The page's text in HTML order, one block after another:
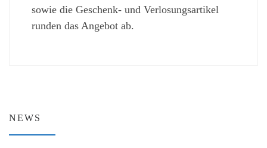
sowie die Geschenk- und Verlosungsartikel
runden das Angebot ab.
NEWS